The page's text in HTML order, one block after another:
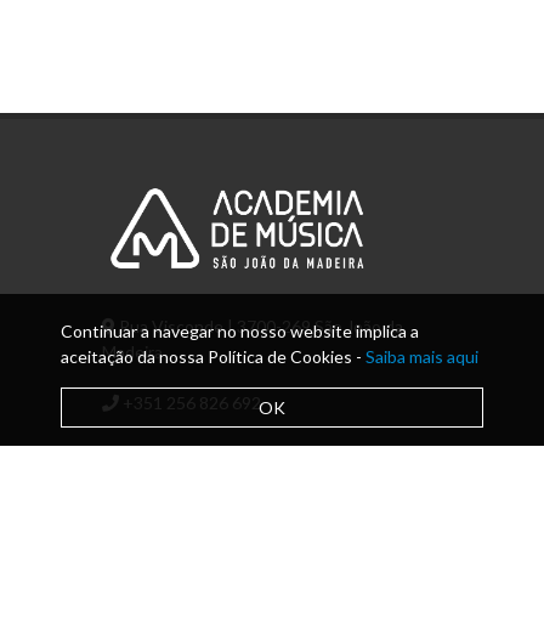
Rua Visconde | 3700-269 São João da
Madeira
+351 256 826 692
Continuar a navegar no nosso website implica a
aceitação da nossa Política de Cookies - Saiba mais aqui
OK